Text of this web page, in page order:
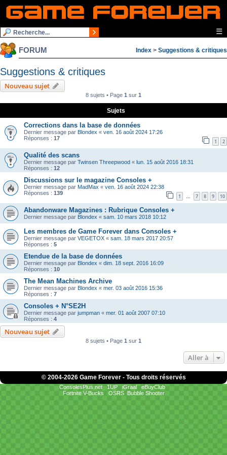
☰
FORUM Index > Suggestions & critiques
Suggestions & critiques
Nouveau sujet
8 sujets • Page 1 sur 1
Sujets
Corrections dans la base de données
Dernier message par Blondex « ven. 16 août 2024 17:26
Réponses : 17 1 2
Qualité des scans
Dernier message par Twinsen Threepwood « lun. 15 août 2016 18:31
Réponses : 12
Discussions sur le magazine Consoles +
Dernier message par MadMax « ven. 16 août 2024 22:38
Réponses : 139 1 … 7 8 9 10
Abandonware Magazines : Rubrique Consoles +
Dernier message par Blondex « sam. 10 mars 2018 10:12
Les membres de Game Forever dans Consoles +
Dernier message par VEGETOX « sam. 18 mars 2017 20:57
Réponses : 5
Etendue de la base de données
Dernier message par Blondex « dim. 18 sept. 2016 16:09
Réponses : 10
The Mean Machines Archive
Dernier message par Blondex « mer. 03 août 2016 15:36
Réponses : 7
Consoles + N°SE2H
Dernier message par jumpman « mer. 01 août 2007 07:10
Réponses : 4
Nouveau sujet
8 sujets • Page 1 sur 1
Aller à
© 2004-2026 Game Forever - Tous droits réservés
ConsolesPlus.net 1UP iGraal
eBuyClub
Fortnite V-Bucks
OSRS Bubble Shooter